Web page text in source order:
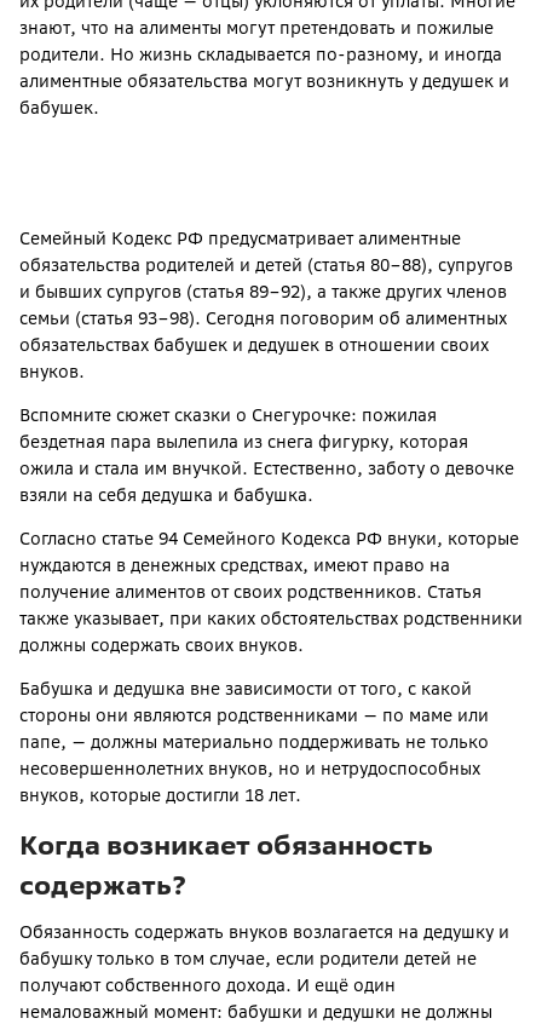
знают, что на алименты могут претендовать и пожилые
родители. Но жизнь складывается по-разному, и иногда
алиментные обязательства могут возникнуть у дедушек и
бабушек.
Семейный Кодекс РФ предусматривает алиментные
обязательства родителей и детей (статья 80–88), супругов
и бывших супругов (статья 89–92), а также других членов
семьи (статья 93–98). Сегодня поговорим об алиментных
обязательствах бабушек и дедушек в отношении своих
внуков.
Вспомните сюжет сказки о Снегурочке: пожилая
бездетная пара вылепила из снега фигурку, которая
ожила и стала им внучкой. Естественно, заботу о девочке
взяли на себя дедушка и бабушка.
Согласно статье 94 Семейного Кодекса РФ внуки, которые
нуждаются в денежных средствах, имеют право на
получение алиментов от своих родственников. Статья
также указывает, при каких обстоятельствах родственники
должны содержать своих внуков.
Бабушка и дедушка вне зависимости от того, с какой
стороны они являются родственниками — по маме или
папе, — должны материально поддерживать не только
несовершеннолетних внуков, но и нетрудоспособных
внуков, которые достигли 18 лет.
Когда возникает обязанность
содержать?
Обязанность содержать внуков возлагается на дедушку и
бабушку только в том случае, если родители детей не
получают собственного дохода. И ещё один
немаловажный момент: бабушки и дедушки не должны